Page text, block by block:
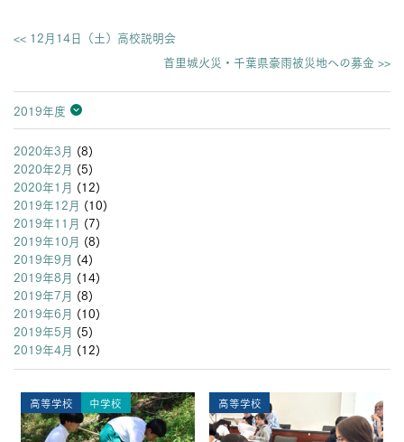
<< 12月14日（土）高校説明会
首里城火災・千葉県豪雨被災地への募金 >>
2019年度
2026年度
2025年度
2024年度
2023年度
2022年度
2021年度
2020年度
2019年度
2018年度
2017年度
2016年度
2015年度
2014年度
2013年度
2020年3月 (8)
2020年2月 (5)
2020年1月 (12)
2019年12月 (10)
2019年11月 (7)
2019年10月 (8)
2019年9月 (4)
2019年8月 (14)
2019年7月 (8)
2019年6月 (10)
2019年5月 (5)
2019年4月 (12)
高等学校 中学校 高等学校